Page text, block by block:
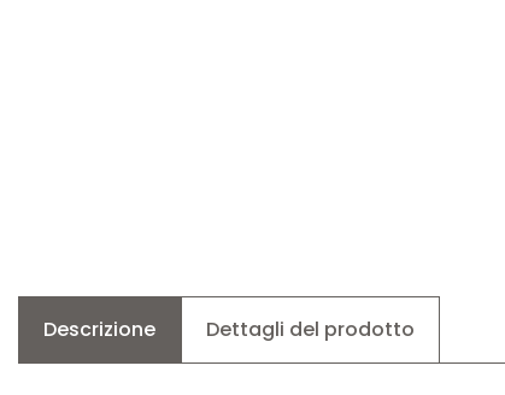
Descrizione Dettagli del prodotto